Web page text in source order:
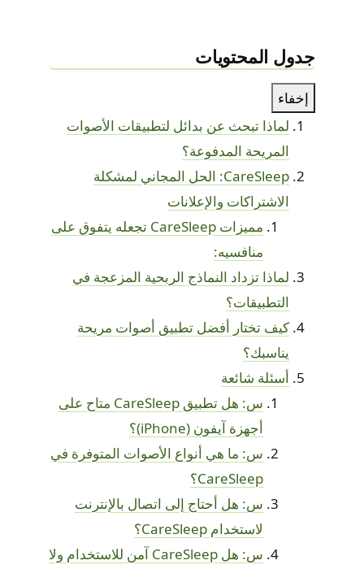
جدول المحتويات
إخفاء
لماذا تبحث عن بدائل لتطبيقات الأصوات
المريحة المدفوعة؟
CareSleep: الحل المجاني لمشكلة
الاشتراكات والإعلانات
مميزات CareSleep تجعله يتفوق على
منافسيه:
لماذا تزداد النماذج الربحية المزعجة في
التطبيقات؟
كيف تختار أفضل تطبيق أصوات مريحة
يناسبك؟
أسئلة شائعة
س: هل تطبيق CareSleep متاح على
أجهزة آيفون (iPhone)؟
س: ما هي أنواع الأصوات المتوفرة في
CareSleep؟
س: هل أحتاج إلى اتصال بالإنترنت
لاستخدام CareSleep؟
س: هل CareSleep آمن للاستخدام ولا